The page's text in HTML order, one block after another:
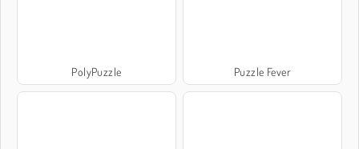
PolyPuzzle Puzzle Fever